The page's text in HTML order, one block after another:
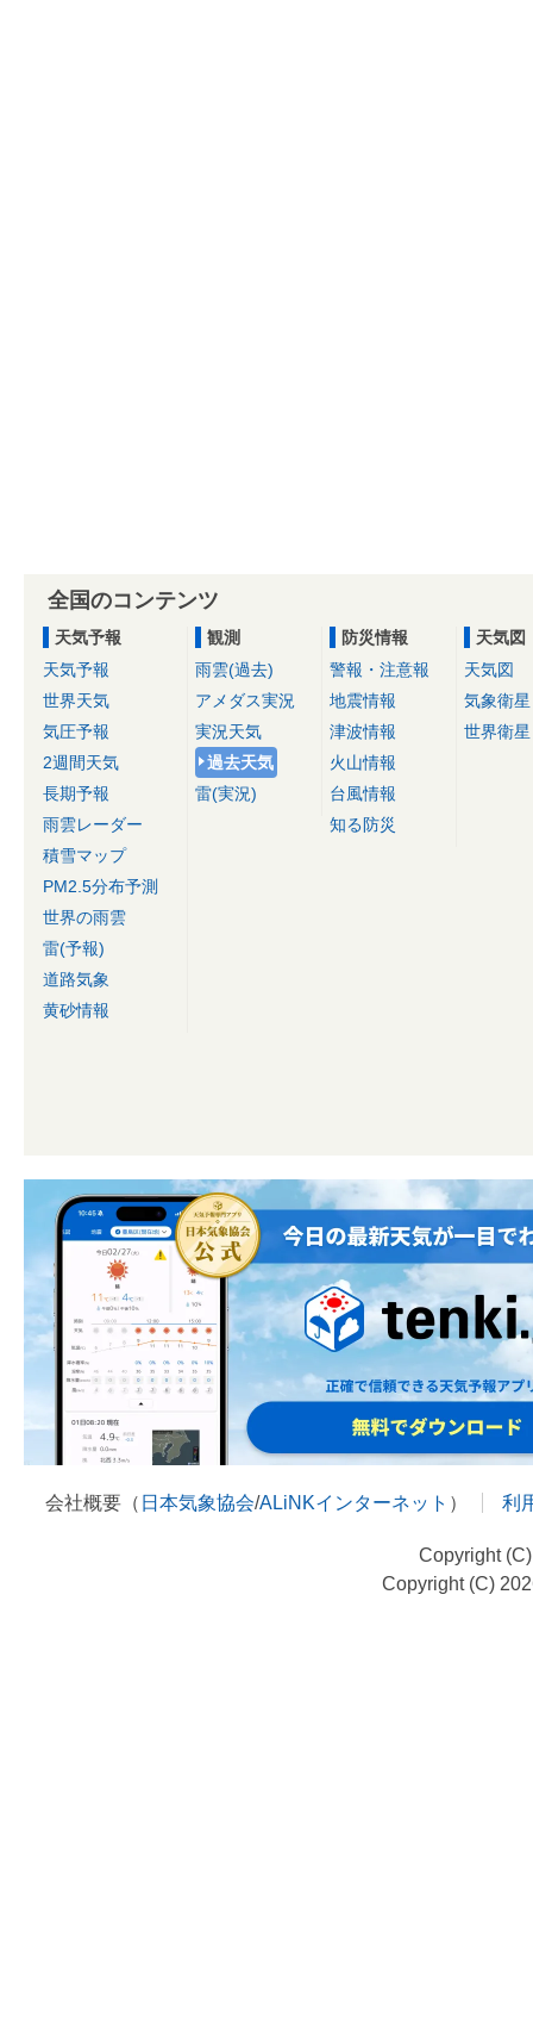
全国のコンテンツ
天気予報
天気予報
世界天気
気圧予報
2週間天気
長期予報
雨雲レーダー
積雪マップ
PM2.5分布予測
世界の雨雲
雷(予報)
道路気象
黄砂情報
観測
雨雲(過去)
アメダス実況
実況天気
過去天気
雷(実況)
防災情報
警報・注意報
地震情報
津波情報
火山情報
台風情報
知る防災
天気図
天気図
気象衛星
世界衛星
会社概要（ 日本気象協会/ALiNKインターネット ） 利
Copyright
Copyright (C)